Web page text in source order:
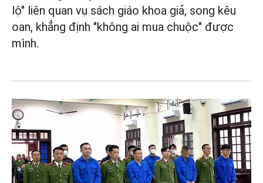
lộ" liên quan vụ sách giáo khoa giả, song kêu
oan, khẳng định "không ai mua chuộc" được
mình.